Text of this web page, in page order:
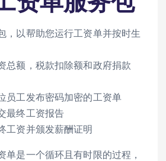
，以帮助您运行工资单并按时生
总额，税款扣除额和政府捐款
员工发布密码加密的工资单
最终工资报告
工资并颁发薪酬证明
单是一个循环且有时限的过程，